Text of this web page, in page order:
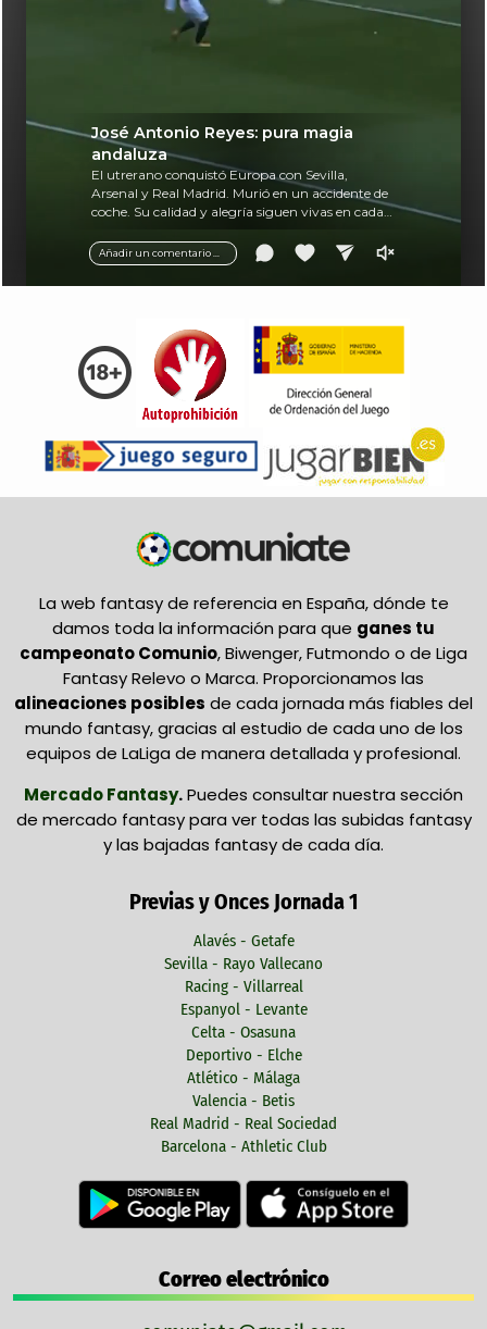
Añadir un comentario ...
José Antonio Reyes: pura magia
andaluza
El utrerano conquistó Europa con Sevilla,
Arsenal y Real Madrid. Murió en un accidente de
coche. Su calidad y alegría siguen vivas en cada
La web fantasy de referencia en España, dónde te
damos toda la información para que ganes tu
campeonato Comunio, Biwenger, Futmondo o de Liga
Fantasy Relevo o Marca. Proporcionamos las
alineaciones posibles de cada jornada más fiables del
mundo fantasy, gracias al estudio de cada uno de los
equipos de LaLiga de manera detallada y profesional.
Mercado Fantasy.Puedes consultar nuestra sección
de mercado fantasy para ver todas las subidas fantasy
y las bajadas fantasy de cada día.
Previas y Onces Jornada 1
Alavés - Getafe
Sevilla - Rayo Vallecano
Racing - Villarreal
Espanyol - Levante
Celta - Osasuna
Deportivo - Elche
Atlético - Málaga
Valencia - Betis
Real Madrid - Real Sociedad
Barcelona - Athletic Club
Correo electrónico